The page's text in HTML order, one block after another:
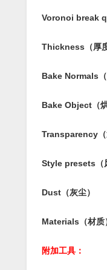
Voronoi break
Thickness（厚度
Bake Normals（
Bake Object（
Transparency（
Style presets（
Dust（灰尘）
Materials（材质
附加工具：